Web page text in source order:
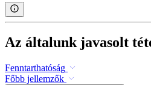
Az általunk javasolt
Fenntarthatóság
Főbb jellemzők